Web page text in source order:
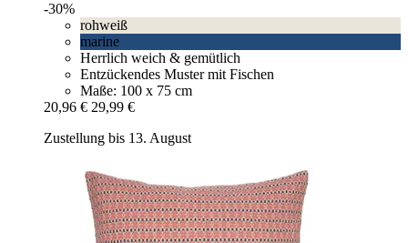
-30%
rohweiß
marine
Herrlich weich & gemütlich
Entzückendes Muster mit Fischen
Maße: 100 x 75 cm
20,96 € 29,99 €
Zustellung bis 13. August